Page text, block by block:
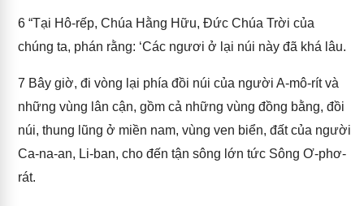
6 “Tại Hô-rếp, Chúa Hằng Hữu, Đức Chúa Trời của
chúng ta, phán rằng: ‘Các ngươi ở lại núi này đã khá lâu.
7 Bây giờ, đi vòng lại phía đồi núi của người A-mô-rít và
những vùng lân cận, gồm cả những vùng đồng bằng, đồi
núi, thung lũng ở miền nam, vùng ven biển, đất của người
Ca-na-an, Li-ban, cho đến tận sông lớn tức Sông Ơ-phơ-
rát.